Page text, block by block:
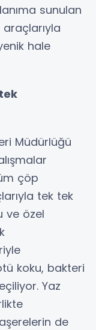
sunulan
hale
Müdürlüğü
çöp
tek tek
ve özel
koku, bakteri
Yaz
de